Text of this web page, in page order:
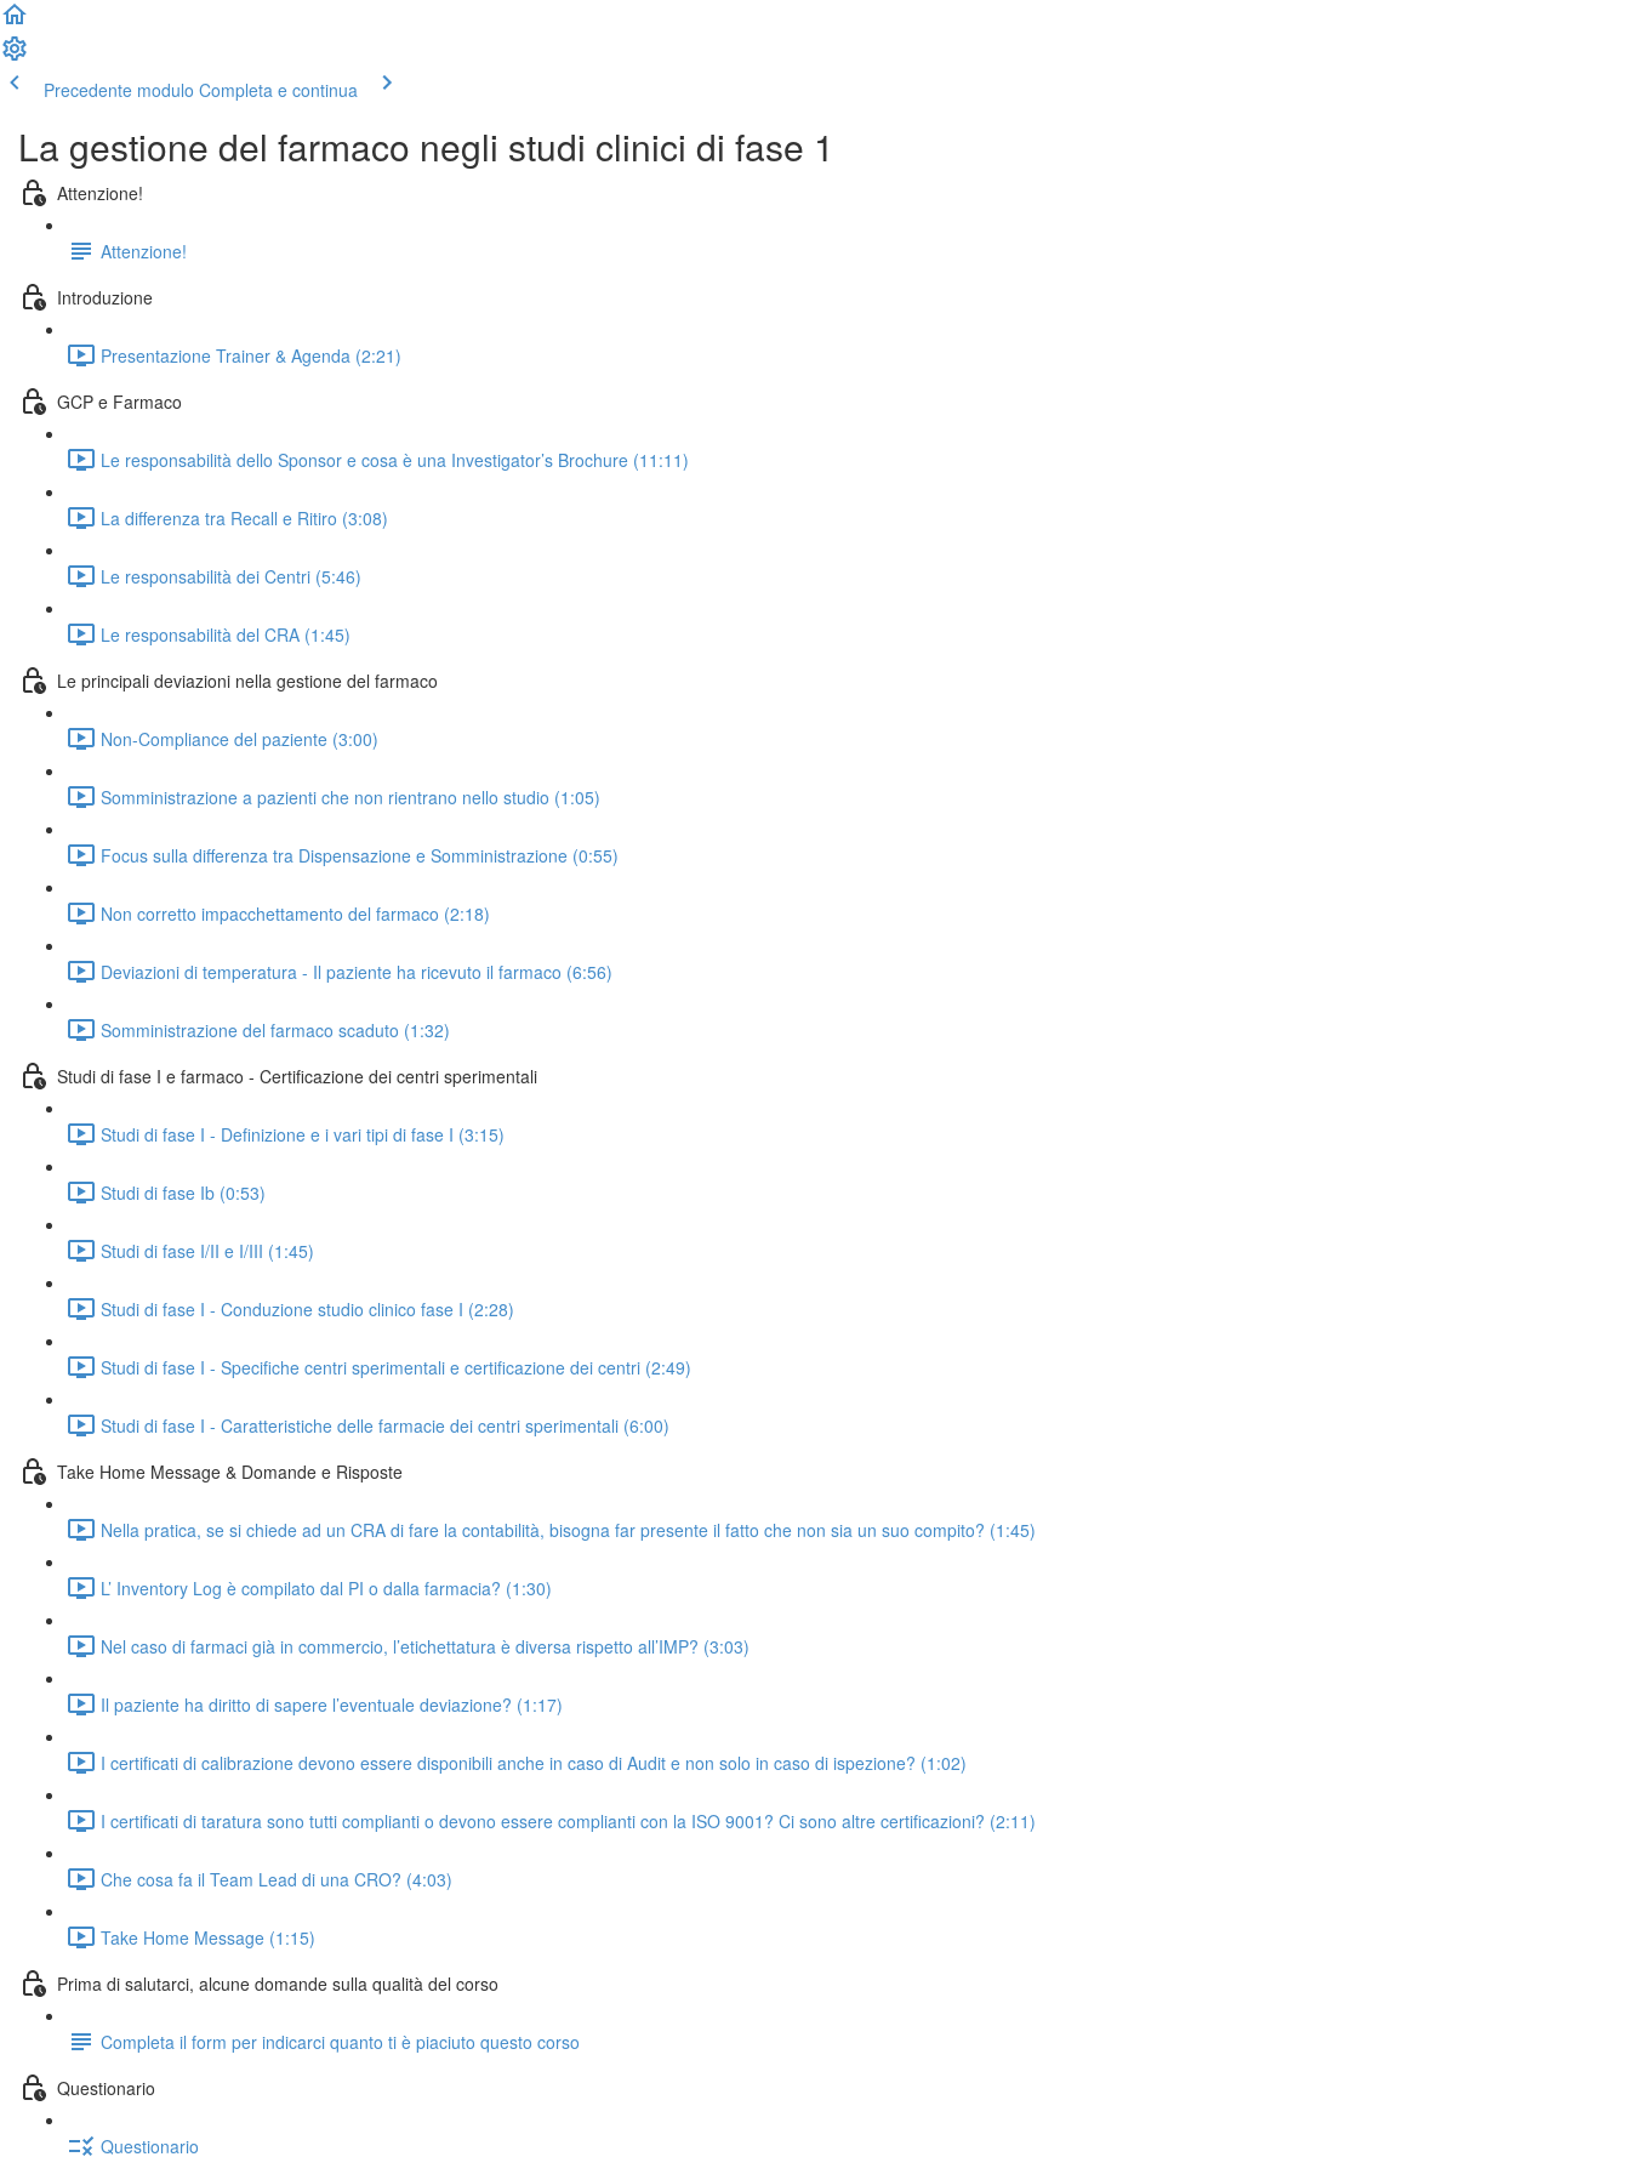
Precedente modulo Completa e continua
La gestione del farmaco negli studi clinici di fase 1
Attenzione!
Attenzione!
Introduzione
Presentazione Trainer & Agenda (2:21)
GCP e Farmaco
Le responsabilità dello Sponsor e cosa è una Investigator’s Brochure (11:11)
La differenza tra Recall e Ritiro (3:08)
Le responsabilità dei Centri (5:46)
Le responsabilità del CRA (1:45)
Le principali deviazioni nella gestione del farmaco
Non-Compliance del paziente (3:00)
Somministrazione a pazienti che non rientrano nello studio (1:05)
Focus sulla differenza tra Dispensazione e Somministrazione (0:55)
Non corretto impacchettamento del farmaco (2:18)
Deviazioni di temperatura - Il paziente ha ricevuto il farmaco (6:56)
Somministrazione del farmaco scaduto (1:32)
Studi di fase I e farmaco - Certificazione dei centri sperimentali
Studi di fase I - Definizione e i vari tipi di fase I (3:15)
Studi di fase Ib (0:53)
Studi di fase I/II e I/III (1:45)
Studi di fase I - Conduzione studio clinico fase I (2:28)
Studi di fase I - Specifiche centri sperimentali e certificazione dei centri (2:49)
Studi di fase I - Caratteristiche delle farmacie dei centri sperimentali (6:00)
Take Home Message & Domande e Risposte
Nella pratica, se si chiede ad un CRA di fare la contabilità, bisogna far presente il fatto che non sia un suo compito? (1:45)
L’ Inventory Log è compilato dal PI o dalla farmacia? (1:30)
Nel caso di farmaci già in commercio, l’etichettatura è diversa rispetto all’IMP? (3:03)
Il paziente ha diritto di sapere l’eventuale deviazione? (1:17)
I certificati di calibrazione devono essere disponibili anche in caso di Audit e non solo in caso di ispezione? (1:02)
I certificati di taratura sono tutti complianti o devono essere complianti con la ISO 9001? Ci sono altre certificazioni? (2:11)
Che cosa fa il Team Lead di una CRO? (4:03)
Take Home Message (1:15)
Prima di salutarci, alcune domande sulla qualità del corso
Completa il form per indicarci quanto ti è piaciuto questo corso
Questionario
Questionario